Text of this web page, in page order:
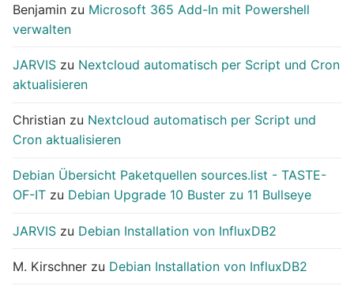
Benjamin zu Microsoft 365 Add-In mit Powershell
verwalten
JARVIS zu Nextcloud automatisch per Script und Cron
aktualisieren
Christian zu Nextcloud automatisch per Script und
Cron aktualisieren
Debian Übersicht Paketquellen sources.list - TASTE-
OF-IT zu Debian Upgrade 10 Buster zu 11 Bullseye
JARVIS zu Debian Installation von InfluxDB2
M. Kirschner zu Debian Installation von InfluxDB2